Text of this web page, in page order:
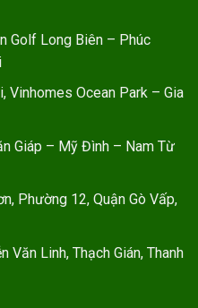
Golf Long Biên – Phúc
Vinhomes Ocean Park – Gia
Giáp – Mỹ Đình – Nam Từ
Phường 12, Quận Gò Vấp,
Linh, Thạch Gián, Thanh